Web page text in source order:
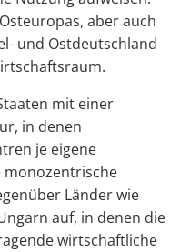
aber auch
und Ostdeutschland
mit einer
in denen
je eigene
monozentrische
Länder wie
auf, in denen die
wirtschaftliche